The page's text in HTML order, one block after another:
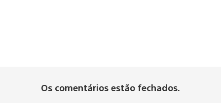
Os comentários estão fechados.